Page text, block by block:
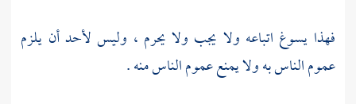
فهذا يسوغ اتباعه ولا يجب ولا يحرم ، وليس لأحد أن يلزم
عموم الناس به ولا يمنع عموم الناس منه .